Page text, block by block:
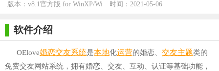
版本：v8.1官方版 for WinXP/Wi
时间：2021-05-06
软件介绍
OElove婚恋交友系统是本地化运营的婚恋、 交友主题类的
免费交友网站系统，拥有婚恋、交友、互动、认证等基础功能，